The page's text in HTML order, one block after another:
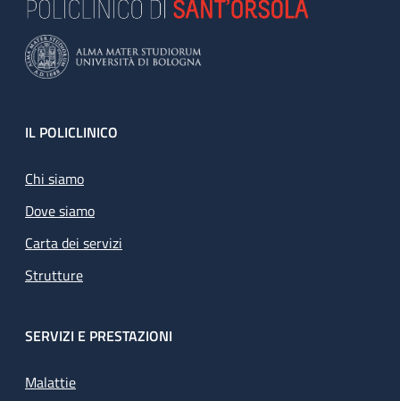
Footer
IL POLICLINICO
Chi siamo
Dove siamo
Carta dei servizi
Strutture
SERVIZI E PRESTAZIONI
Malattie